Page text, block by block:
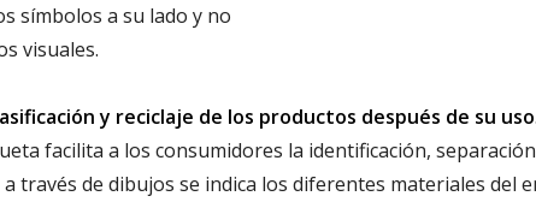
símbolos a su lado y no
visuales.
y reciclaje de los productos después de su uso
facilita a los consumidores la identificación,
través de dibujos se indica los diferentes materiales del